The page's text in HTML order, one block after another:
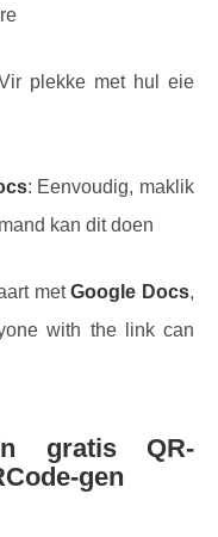
plekke met hul eie
: Eenvoudig, maklik
kan dit doen
metGoogle Docs,
with the link can
gratis QR-
gen